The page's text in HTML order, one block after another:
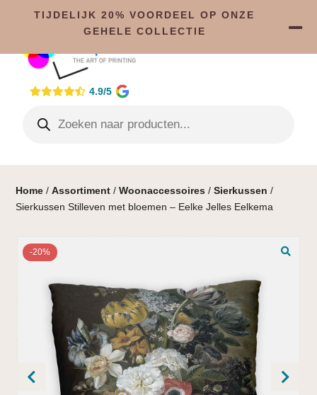
4.9/5
Home /Assortiment /Woonaccessoires /Sierkussen /
Sierkussen Stilleven met bloemen – Eelke Jelles Eelkema
-20%
TIJDELIJK 20% VOORDEEL OP ONZE
GEHELE COLLECTIE